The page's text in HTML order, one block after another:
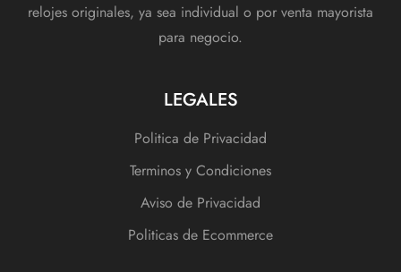
relojes originales, ya sea individual o por venta mayorista
para negocio.
LEGALES
Politica de Privacidad
Terminos y Condiciones
Aviso de Privacidad
Politicas de Ecommerce